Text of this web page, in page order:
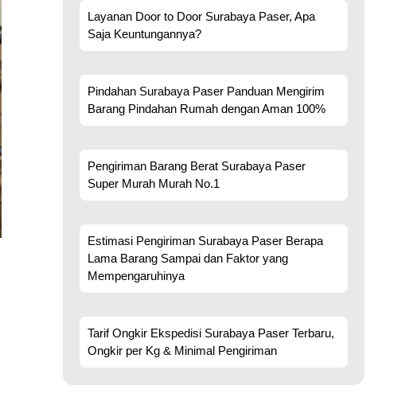
Layanan Door to Door Surabaya Paser, Apa
Saja Keuntungannya?
Pindahan Surabaya Paser Panduan Mengirim
Barang Pindahan Rumah dengan Aman 100%
Pengiriman Barang Berat Surabaya Paser
Super Murah Murah No.1
Estimasi Pengiriman Surabaya Paser Berapa
Lama Barang Sampai dan Faktor yang
Mempengaruhinya
Tarif Ongkir Ekspedisi Surabaya Paser Terbaru,
Ongkir per Kg & Minimal Pengiriman